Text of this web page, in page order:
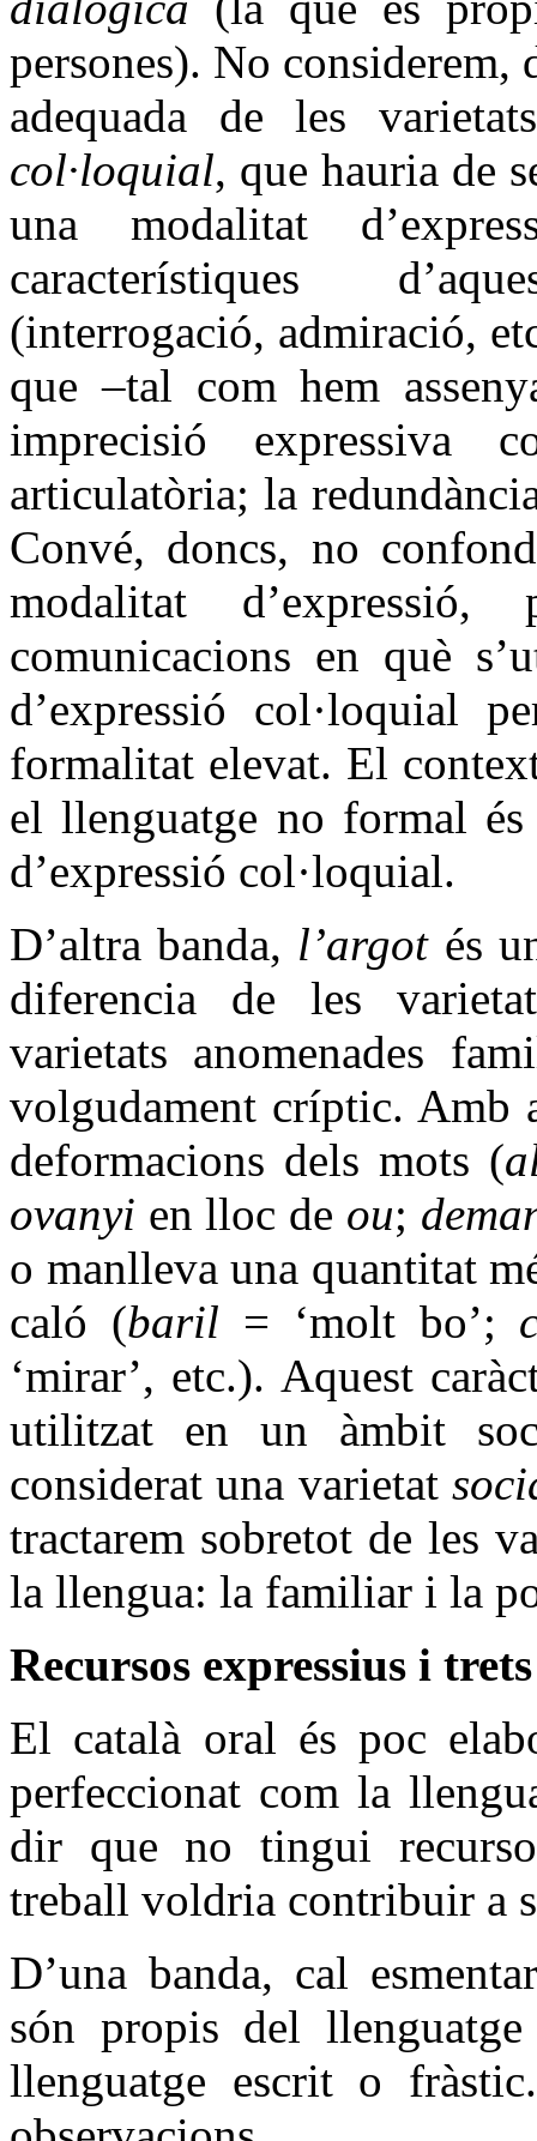
persones). No
adequada de les
col·loquial, que hauria de
una modalitat
característiques
(interrogació, admiració,
que –tal com hem
imprecisió expressiva
articulatòria; la
Convé, doncs, no
modalitat
comunicacions en què
d’expressió col·loquial
formalitat elevat. El
el llenguatge no formal
d’expressió col·loquial.
D’altra banda, l’argotés
diferencia de les
varietats anomenades
volgudament críptic. Amb
deformacions dels mots (
ovanyi en lloc de ou;
o manlleva una quantitat
caló (baril = ‘molt bo’;
‘mirar’, etc.). Aquest
utilitzat en un àmbit
considerat una varietat
tractarem sobretot de les
la llengua: la familiar i la
Recursos expressius i
El català oral és poc
perfeccionat com la
dir que no tingui
treball voldria contribuir a
D’una banda, cal
són propis del
llenguatge escrit o